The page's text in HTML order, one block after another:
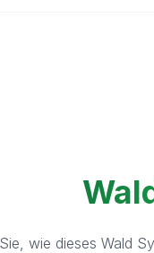
wie dieses Wald